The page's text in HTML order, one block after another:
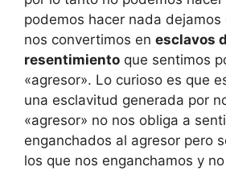
podemos hacer nada
nos convertimos en esclavos
resentimiento que sentimos
«agresor». Lo curioso es que
una esclavitud generada por
«agresor» no nos obliga a
enganchados al agresor pero
los que nos enganchamos y